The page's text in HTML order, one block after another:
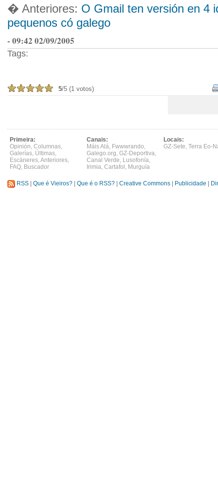
� Anteriores: O Gmail ten versión en 4
pequenos có galego
- 09:42 02/09/2005
Tags:
5/5 (1 votos)
Primeira:
Opinión, Columnas,
Galerías, Últimas,
Escáneres,Anteriores,
FAQ, Buscador
Canais:
Máis Alá, Fwwwrando,
Galego.org, GZ-Deportiva,
Canal Verde, Lusofonía,
Irimia, Cartafol , Murguía
Locais:
GZ-Sete, Terra Eo-
RSS Que é Vieiros? Que é o RSS? Creative Commons Publicidade